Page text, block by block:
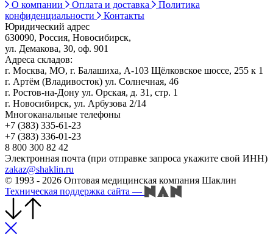
О компании
Оплата и доставка
Политика
конфиденциальности
Контакты
Юридический адрес
630090, Россия, Новосибирск,
ул. Демакова, 30, оф. 901
Адреса складов:
г. Москва, МО, г. Балашиха, А-103 Щёлковское шоссе, 255 к 1
г. Артём (Владивосток) ул. Солнечная, 46
г. Ростов-на-Дону ул. Орская, д. 31, стр. 1
г. Новосибирск, ул. Арбузова 2/14
Многоканальные телефоны
+7 (383) 335-61-23
+7 (383) 336-01-23
8 800 300 82 42
Электронная почта (при отправке запроса укажите свой ИНН)
zakaz@shaklin.ru
© 1993 - 2026 Оптовая медицинская компания Шаклин
Техническая поддержка сайта —